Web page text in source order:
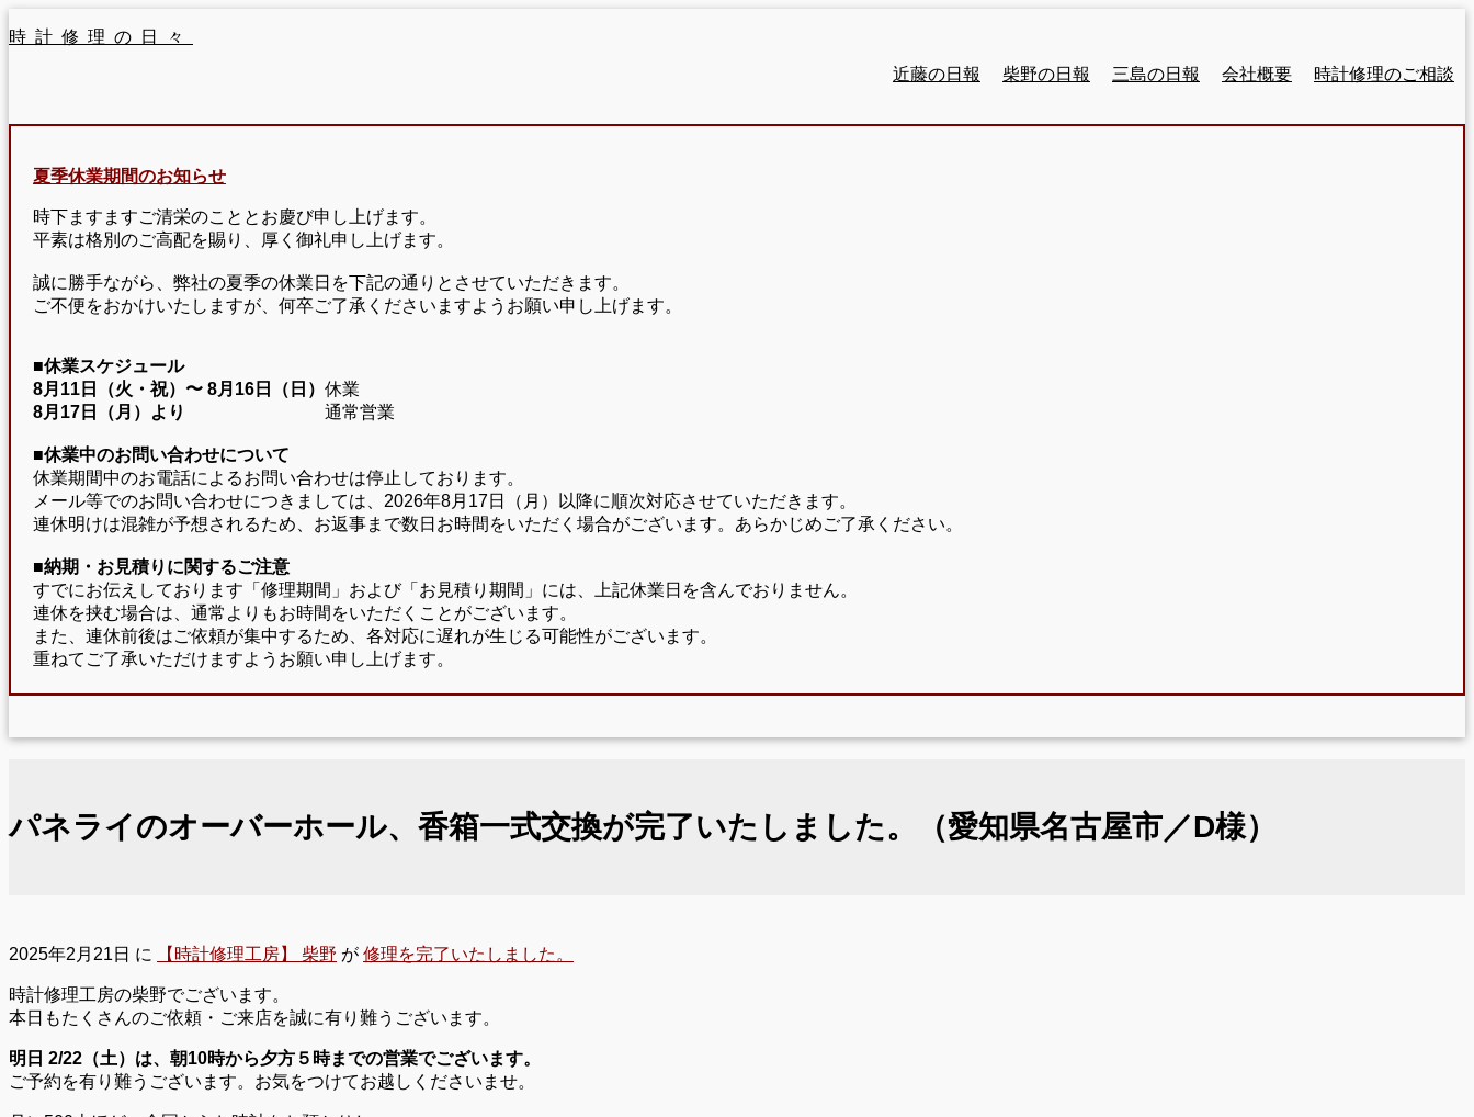
時計修理の日々
近藤の日報
柴野の日報 三島の日報 会社概要 時計修理のご相談
夏季休業期間のお知らせ
時下ますますご清栄のこととお慶び申し上げます。
平素は格別のご高配を賜り、厚く御礼申し上げます。
誠に勝手ながら、弊社の夏季の休業日を下記の通りとさせていただきます。
ご不便をおかけいたしますが、何卒ご了承くださいますようお願い申し上げます。
■休業スケジュール
8月11日（火・祝）〜 8月16日（日） 休業
8月17日（月）より
通常営業
■休業中のお問い合わせについて
休業期間中のお電話によるお問い合わせは停止しております。
メール等でのお問い合わせにつきましては、2026年8月17日（月）以降に順次対応させていただきます。
連休明けは混雑が予想されるため、お返事まで数日お時間をいただく場合がございます。あらかじめご了承ください。
■納期・お見積りに関するご注意
すでにお伝えしております「修理期間」および「お見積り期間」には、上記休業日を含んでおりません。
連休を挟む場合は、通常よりもお時間をいただくことがございます。
また、連休前後はご依頼が集中するため、各対応に遅れが生じる可能性がございます。
重ねてご了承いただけますようお願い申し上げます。
パネライのオーバーホール、香箱一式交換が完了いたしました。（愛知県名古屋市／D様）
2025年2月21日 に 【時計修理工房】 柴野 が 修理を完了いたしました。
時計修理工房の柴野でございます。
本日もたくさんのご依頼・ご来店を誠に有り難うございます。
明日 2/22（土）は、朝10時から夕方５時までの営業でございます。
ご予約を有り難うございます。お気をつけてお越しくださいませ。